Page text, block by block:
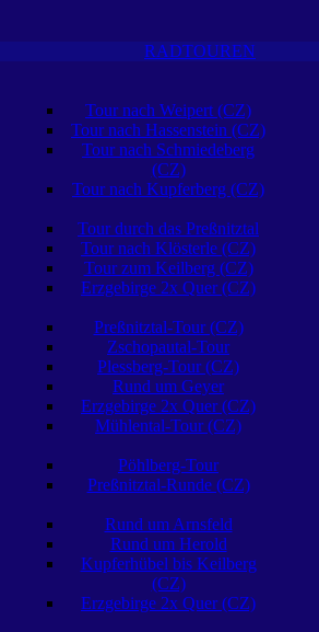
RADTOUREN
Tour nach Weipert (CZ)
Tour nach Hassenstein (CZ)
Tour nach Schmiedeberg
(CZ)
Tour nach Kupferberg (CZ)
Tour durch das Preßnitztal
Tour nach Klösterle (CZ)
Tour zum Keilberg (CZ)
Erzgebirge 2x Quer (CZ)
Preßnitztal-Tour (CZ)
Zschopautal-Tour
Plessberg-Tour (CZ)
Rund um Geyer
Erzgebirge 2x Quer (CZ)
Mühlental-Tour (CZ)
Pöhlberg-Tour
Preßnitztal-Runde (CZ)
Rund um Arnsfeld
Rund um Herold
Kupferhübel bis Keilberg
(CZ)
Erzgebirge 2x Quer (CZ)